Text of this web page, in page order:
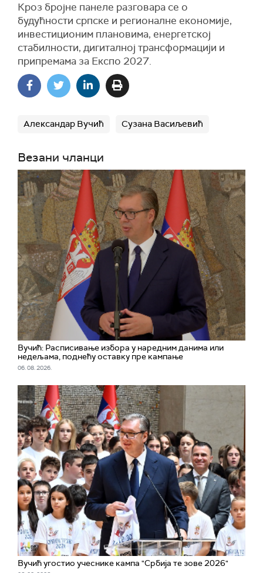
Кроз бројне панеле разговара се о
будућности српске и регионалне економије,
инвестиционим плановима, енергетској
стабилности, дигиталној трансформацији и
припремама за Експо 2027.
Александар Вучић Сузана Васиљевић
Везани чланци
Вучић: Расписивање избора у наредним данима или
недељама, поднећу оставку пре кампање
06. 08. 2026.
Вучић угостио учеснике кампа "Србија те зове 2026"